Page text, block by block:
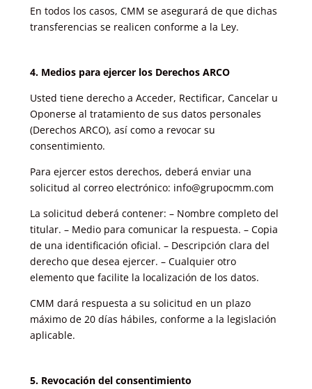
En todos los casos, CMM se asegurará de que dichas
transferencias se realicen conforme a la Ley.
4. Medios para ejercer los Derechos ARCO
Usted tiene derecho a Acceder, Rectificar, Cancelar u
Oponerse al tratamiento de sus datos personales
(Derechos ARCO), así como a revocar su
consentimiento.
Para ejercer estos derechos, deberá enviar una
solicitud al correo electrónico: info@grupocmm.com
La solicitud deberá contener: – Nombre completo del
titular. – Medio para comunicar la respuesta. – Copia
de una identificación oficial. – Descripción clara del
derecho que desea ejercer. – Cualquier otro
elemento que facilite la localización de los datos.
CMM dará respuesta a su solicitud en un plazo
máximo de 20 días hábiles, conforme a la legislación
aplicable.
5. Revocación del consentimiento